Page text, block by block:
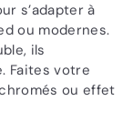
s’adapter à
ou modernes.
ils
Faites votre
ou effet